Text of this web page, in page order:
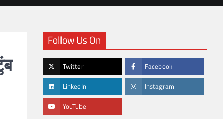
Follow Us On
Twitter Facebook
LinkedIn Instagram
YouTube